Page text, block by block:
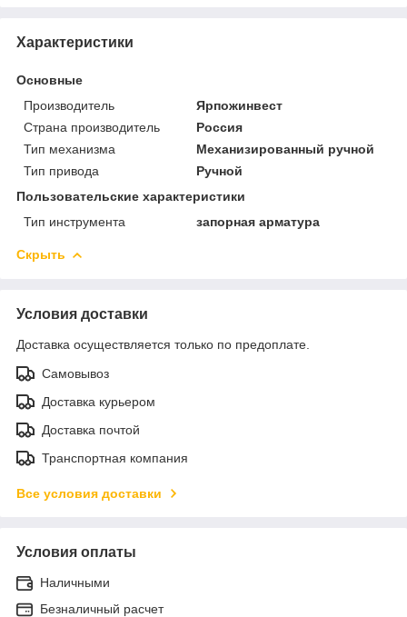
Характеристики
Основные
Производитель
Ярпожинвест
Страна производитель
Россия
Тип механизма
Механизированный ручной
Тип привода
Ручной
Пользовательские характеристики
Тип инструмента
запорная арматура
Скрыть
Условия доставки
Доставка осуществляется только по предоплате.
Самовывоз
Доставка курьером
Доставка почтой
Транспортная компания
Все условия доставки
Условия оплаты
Наличными
Безналичный расчет